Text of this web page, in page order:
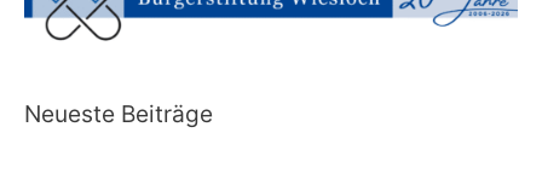
Neueste Beiträge